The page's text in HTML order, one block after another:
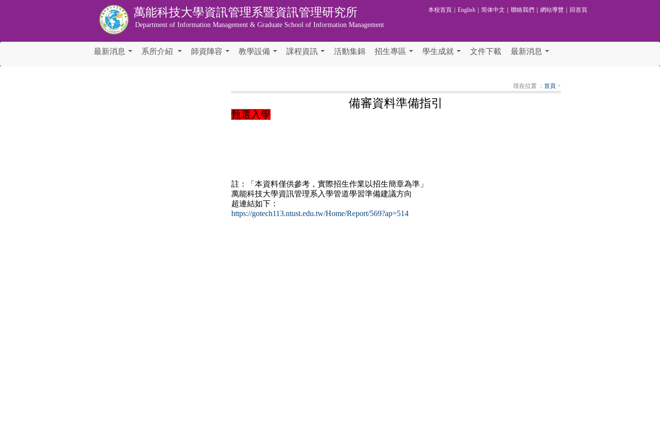
萬能科技大學資訊管理系暨資訊管理研究所
Department of Information Management & Graduate School of Information Management
本校首頁 ｜English ｜简体中文 ｜聯絡我們 ｜網站導覽 回首頁
最新消息 系所介紹 師資陣容 教學設備 課程資訊 活動集錦 招生專區 學生成就 文件下載 最新消息
現在位置 ： 首頁 >
備審資料準備指引
甄選入學
註：「本資料僅供參考，實際招生作業以招生簡章為準」
萬能科技大學資訊管理系入學管道學習準備建議方向
超連結如下：
https://gotech113.ntust.edu.tw/Home/Report/569?ap=514